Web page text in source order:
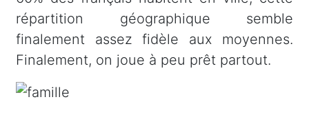
répartition géographique semble
finalement assez fidèle aux moyennes.
Finalement, on joue à peu prêt partout.